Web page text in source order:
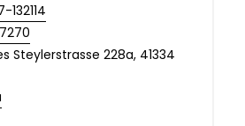
Steylerstrasse 228a, 41334